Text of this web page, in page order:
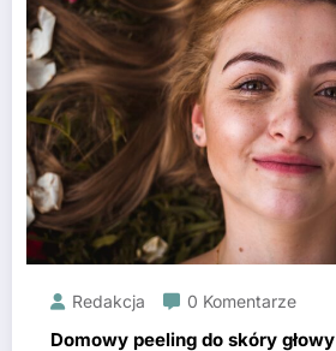
Redakcja 0 Komentarze
Domowy peeling do skóry głowy